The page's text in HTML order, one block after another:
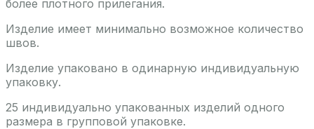
более плотного прилегания.
Изделие имеет минимально возможное количество
швов.
Изделие упаковано в одинарную индивидуальную
упаковку.
25 индивидуально упакованных изделий одного
размера в групповой упаковке.